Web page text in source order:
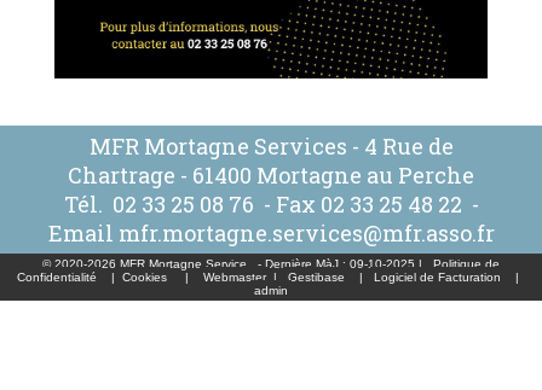
MFR Mortagne Services - 4 Rue de
Chartrage - 61400 Mortagne au Perche
Tél. 02 33 25 08 76 - Fax 02 33 25 48 22 -
Email mfr.mortagne.services@mfr.asso.fr
© 2020-2026 MFR Mortagne Service - Dernière MàJ : 09-10-2025 |
Politique de
Confidentialité
| Cookies | Webmaster | Gestibase | Logiciel de Facturation
|
admin